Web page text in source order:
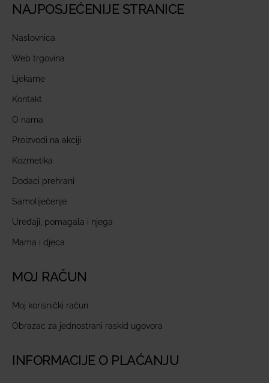
NAJPOSJEĆENIJE STRANICE
Naslovnica
Web trgovina
Ljekarne
Kontakt
O nama
Proizvodi na akciji
Kozmetika
Dodaci prehrani
Samoliječenje
Uređaji, pomagala i njega
Mama i djeca
MOJ RAČUN
Moj korisnički račun
Obrazac za jednostrani raskid ugovora
INFORMACIJE O PLAĆANJU